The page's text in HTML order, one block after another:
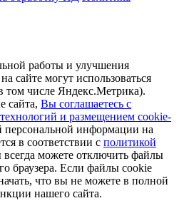
работы и улучшения
сайте могут использоваться
том числе Яндекс.Метрика).
сайта, Вы соглашаетесь с
и размещением cookie-
персональной информации на
в соответствии с политикой
можете отключить файлы
браузера. Если файлы cookie
что вы не можете в полной
нашего сайта.